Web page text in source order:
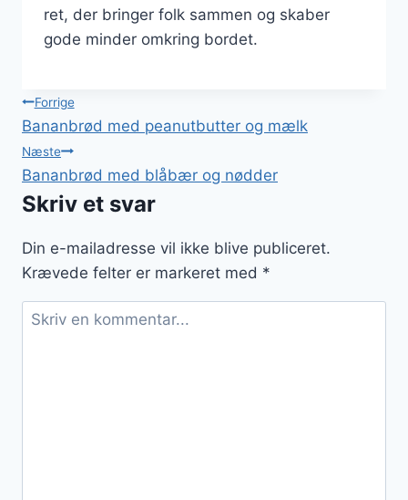
ret, der bringer folk sammen og skaber
gode minder omkring bordet.
Indlægsnavigation
Forrige
Bananbrød med peanutbutter og mælk
Næste
Bananbrød med blåbær og nødder
Skriv et svar
Din e-mailadresse vil ikke blive publiceret.
Krævede felter er markeret med *